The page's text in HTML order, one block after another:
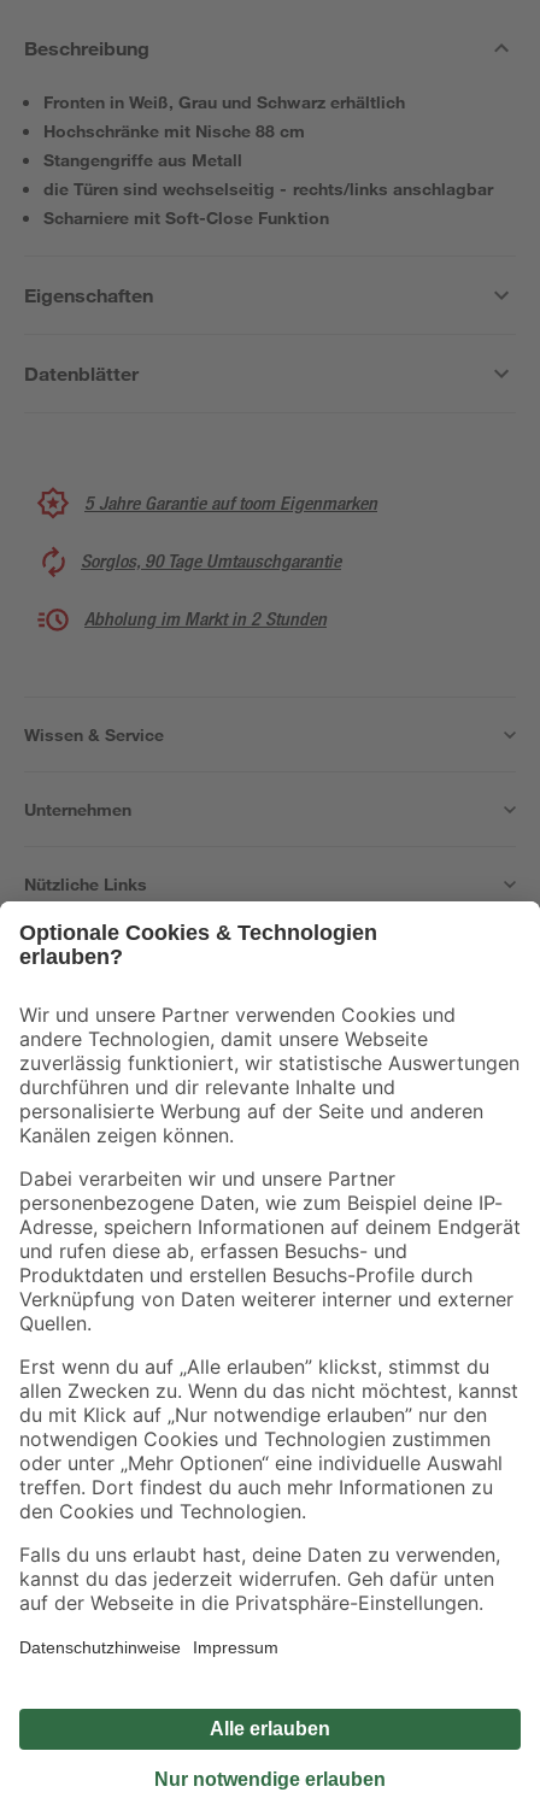
Beschreibung
Fronten in Weiß, Grau und Schwarz erhältlich
Hochschränke mit Nische 88 cm
Stangengriffe aus Metall
die Türen sind wechselseitig - rechts/links anschlagbar
Scharniere mit Soft-Close Funktion
Eigenschaften
Datenblätter
5 Jahre Garantie auf toom Eigenmarken
Sorglos, 90 Tage Umtauschgarantie
Abholung im Markt in 2 Stunden
Wissen & Service
Unternehmen
Nützliche Links
Der toom Newsletter: Keine Angebote und Aktionen mehr verpassen!
Zur Newsletter Anmeldung
Folge uns
Zahlungsarten Versandarten
Sicher einkaufen
Jetzt die toom-App herunterladen
Alle Preisangaben in EUR inkl. gesetzl. MwSt.. Die dargestellten Angebote sind unter
Umständen nicht in allen Märkten verfügbar. Die angegebenen Verfügbarkeiten beziehen
Produkte nur solange der Vorrat reicht.
*Paketversand ab 59 € versandkostenfrei, gilt nicht für Artikel mit Speditionsversand, hier
Privatsphäre Impressum
Nutzungsbedingungen
Widerrufsrecht
Vertrag widerrufen